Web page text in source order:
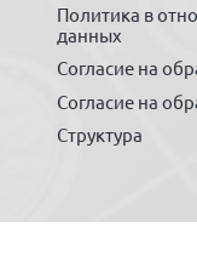
Политика в
данных
Согласие на
Согласие на
Структура